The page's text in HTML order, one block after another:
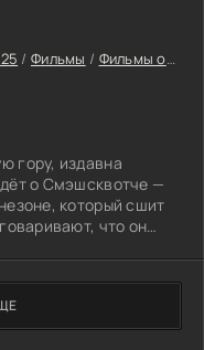
/ Фильмы / Фильмы онлайн
гору, издавна
о Смэшсквотче —
который сшит
что он